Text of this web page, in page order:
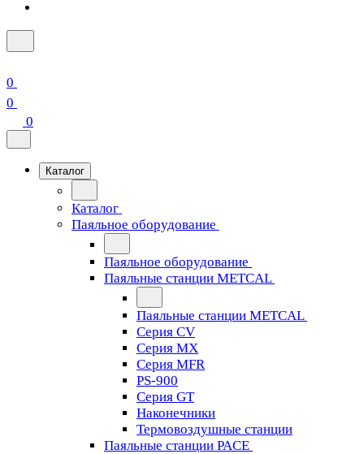
0
0
0
Каталог
Каталог
Паяльное оборудование
Паяльное оборудование
Паяльные станции METCAL
Паяльные станции METCAL
Серия CV
Серия MX
Серия MFR
PS-900
Серия GT
Наконечники
Термовоздушные станции
Паяльные станции PACE